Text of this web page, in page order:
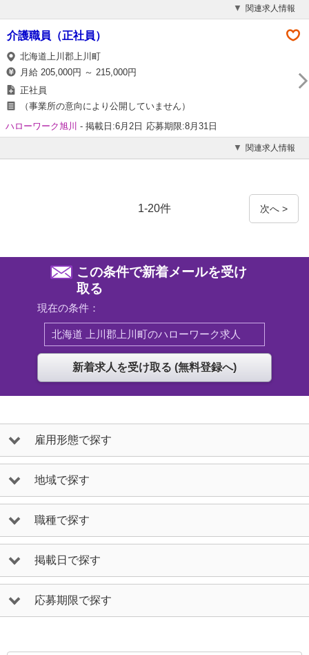
関連求人情報
介護職員（正社員）
北海道上川郡上川町
月給 205,000円 ～ 215,000円
正社員
（事業所の意向により公開していません）
ハローワーク旭川 - 掲載日:6月2日 応募期限:8月31日
関連求人情報
1-20件 次へ >
この条件で新着メールを受け
取る
現在の条件：
北海道 上川郡上川町のハローワーク求人
雇用形態で探す
地域で探す
職種で探す
掲載日で探す
応募期限で探す